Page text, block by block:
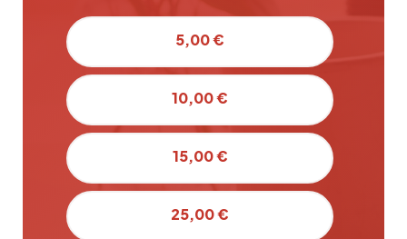
5,00 €
10,00 €
15,00 €
25,00 €